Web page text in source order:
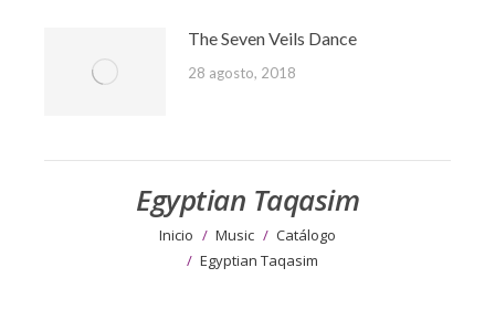
The Seven Veils Dance
28 agosto, 2018
Egyptian Taqasim
Estás aquí:
Inicio Music
Catálogo
Egyptian Taqasim